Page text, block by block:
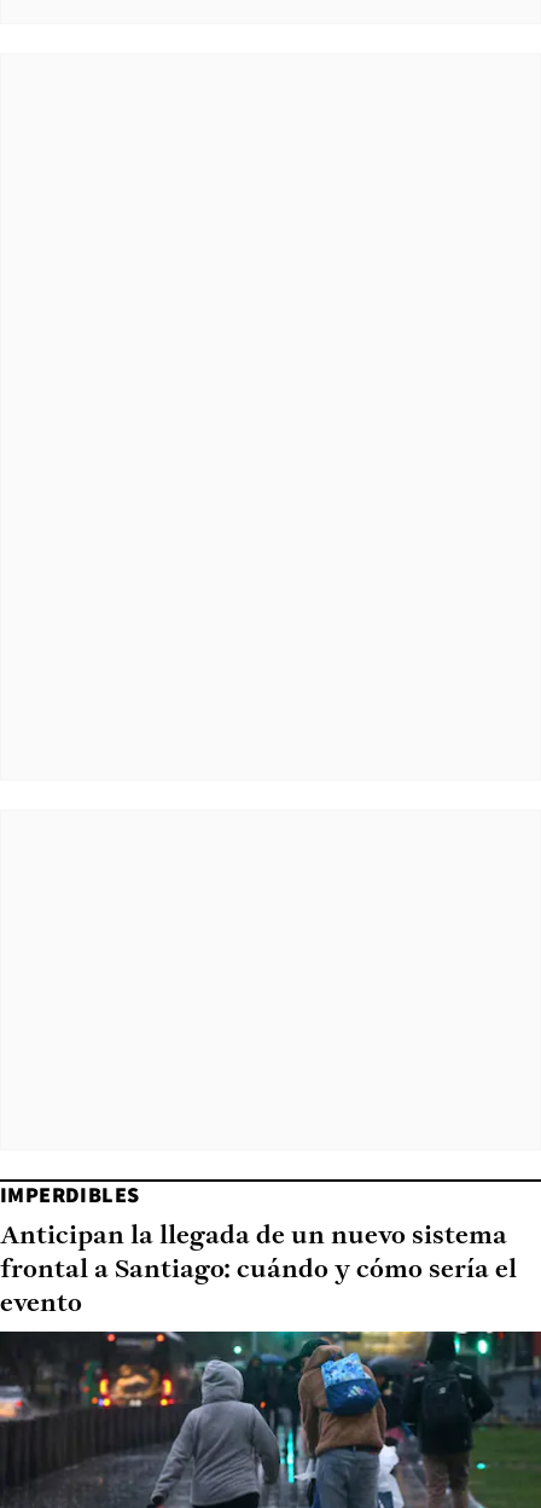
IMPERDIBLES
Anticipan la llegada de un nuevo sistema
frontal a Santiago: cuándo y cómo sería el
evento